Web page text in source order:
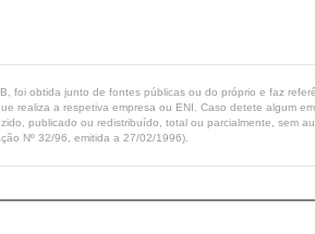
foi obtida junto de fontes públicas ou do próprio e faz
realiza a respetiva empresa ou ENI. Caso detete algum
publicado ou redistribuído, total ou parcialmente, sem
Nº 32/96, emitida a 27/02/1996).